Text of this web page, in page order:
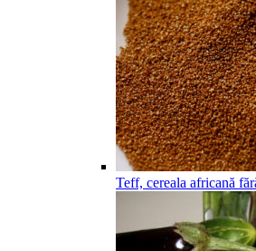
Teff, cereala africană